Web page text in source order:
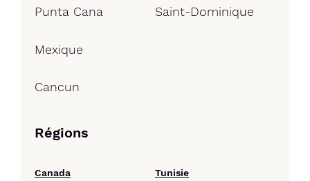
Punta Cana Saint-Dominique
Mexique
Cancun
Régions
Canada
Tunisie